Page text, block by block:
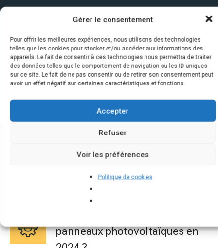
Gérer le consentement
Pour offrir les meilleures expériences, nous utilisons des technologies
telles que les cookies pour stocker et/ou accéder aux informations des
appareils. Le fait de consentir à ces technologies nous permettra de traiter
des données telles que le comportement de navigation ou les ID uniques
sur ce site. Le fait de ne pas consentir ou de retirer son consentement peut
avoir un effet négatif sur certaines caractéristiques et fonctions.
Accepter
Refuser
Voir les préférences
Politique de cookies
Quelques infos sur nos centrales
solaires : questions et réponses
panneaux photovoltaïques en